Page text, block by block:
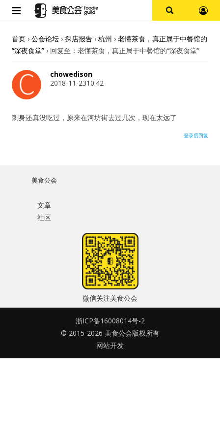
用户名或Email
记住我的登录状态
没帐号？ 注册一个
首页
探店报告
公会活动
信息发布
悬赏测评
私家厨房
首页 › 公会论坛 › 探店报告 › 杭州 › 老懂茶食，真正属于中餐馆的
“深夜食堂” › 回复至：老懂茶食，真正属于中餐馆的“深夜食堂”
chowedison
2018-11-2310:42
刺身还真没吃过，原来在河坊街去过几次，现在太远了
登录后回复
美食公会
文章
社区
微信关注美食公会
浙ICP备16008014号-2
© 2015-2026 美食公会版权所有
网站开发